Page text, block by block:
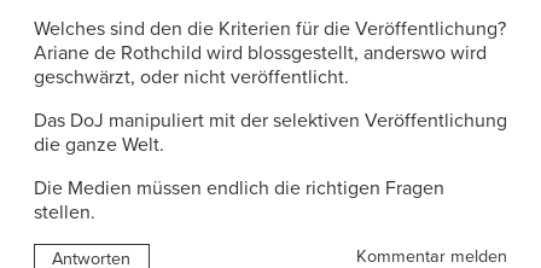
Welches sind den die Kriterien für die Veröffentlichung?
Ariane de Rothchild wird blossgestellt, anderswo wird
geschwärzt, oder nicht veröffentlicht.
Das DoJ manipuliert mit der selektiven Veröffentlichung
die ganze Welt.
Die Medien müssen endlich die richtigen Fragen
stellen.
Antworten Kommentar melden